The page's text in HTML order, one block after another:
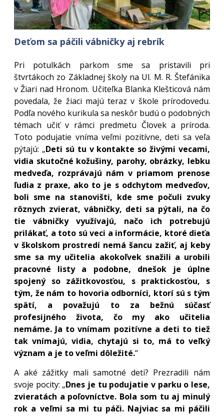
Deťom sa páčili vábničky aj rebrík
Pri potulkách parkom sme sa pristavili pri
štvrtákoch zo Základnej školy na Ul. M. R. Štefánika
v Žiari nad Hronom. Učiteľka Blanka Klešticová nám
povedala, že žiaci majú teraz v škole prírodovedu.
Podľa nového kurikula sa neskôr budú o podobných
témach učiť v rámci predmetu Človek a príroda.
Toto podujatie vníma veľmi pozitívne, deti sa veľa
pýtajú: „Deti sú tu v kontakte so živými vecami,
vidia skutočné kožušiny, parohy, obrázky, lebku
medveďa, rozprávajú nám v priamom prenose
ľudia z praxe, ako to je s odchytom medveďov,
boli sme na stanovišti, kde sme počuli zvuky
rôznych zvierat, vábničky, deti sa pýtali, na čo
tie vábničky využívajú, načo ich potrebujú
prilákať, a toto sú veci a informácie, ktoré dieťa
v školskom prostredí nemá šancu zažiť, aj keby
sme sa my učitelia akokoľvek snažili a urobili
pracovné listy a podobne, dnešok je úplne
spojený so zážitkovosťou, s praktickosťou, s
tým, že nám to hovoria odborníci, ktorí sú s tým
spätí, a považujú to za bežnú súčasť
profesijného života, čo my ako učitelia
nemáme. Ja to vnímam pozitívne a deti to tiež
tak vnímajú, vidia, chytajú si to, má to veľký
význam a je to veľmi dôležité.“
A aké zážitky mali samotné deti? Prezradili nám
svoje pocity: „Dnes je tu podujatie v parku o lese,
zvieratách a poľovníctve. Bola som tu aj minulý
rok a veľmi sa mi tu páči. Najviac sa mi páčili